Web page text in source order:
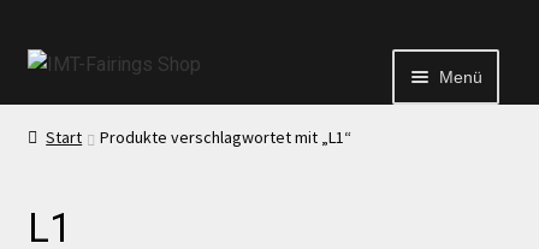
Menü
Start
Echtheit von Bewertungen
Start Produkte verschlagwortet mit „L1“
L1